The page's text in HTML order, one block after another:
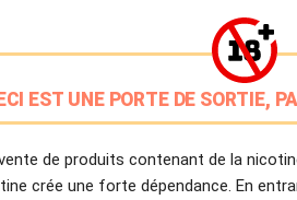
EST UNE PORTE DE SORTIE,
de produits contenant de la
crée une forte dépendance. En
Avis client de Ciga.fr
à partir de 20€